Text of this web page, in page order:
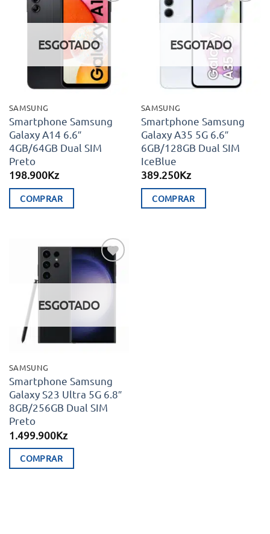
Adicionar
aos meus
desejos
ESGOTADO
SAMSUNG
Smartphone Samsung
Galaxy A14 6.6″
4GB/64GB Dual SIM
Preto
198.900Kz
COMPRAR
Adicionar
aos meus
ESGOTADO
SAMSUNG
Smartphone Samsung
Galaxy A35 5G 6.6″
6GB/128GB Dual SIM
IceBlue
389.250Kz
COMPRAR
Adicionar
aos meus
ESGOTADO
SAMSUNG
Smartphone Samsung
Galaxy S23 Ultra 5G 6.8″
8GB/256GB Dual SIM
Preto
1.499.900Kz
COMPRAR